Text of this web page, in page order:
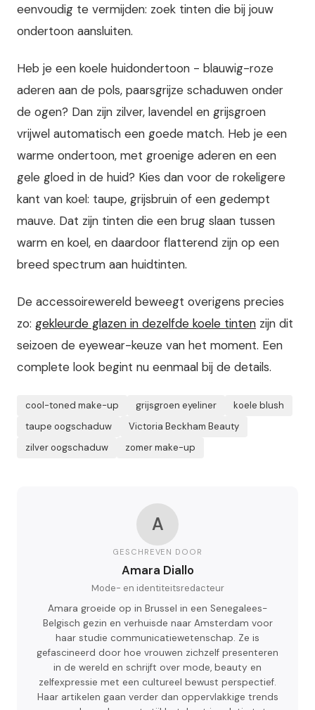
eenvoudig te vermijden: zoek tinten die bij jouw
ondertoon aansluiten.
Heb je een koele huidondertoon - blauwig-roze
aderen aan de pols, paarsgrijze schaduwen onder
de ogen? Dan zijn zilver, lavendel en grijsgroen
vrijwel automatisch een goede match. Heb je een
warme ondertoon, met groenige aderen en een
gele gloed in de huid? Kies dan voor de rokeligere
kant van koel: taupe, grijsbruin of een gedempt
mauve. Dat zijn tinten die een brug slaan tussen
warm en koel, en daardoor flatterend zijn op een
breed spectrum aan huidtinten.
De accessoirewereld beweegt overigens precies
zo: gekleurde glazen in dezelfde koele tinten zijn dit
seizoen de eyewear-keuze van het moment. Een
complete look begint nu eenmaal bij de details.
cool-toned make-up grijsgroen eyeliner
koele blush
taupe oogschaduw
Victoria Beckham Beauty
zilver oogschaduw
zomer make-up
A
GESCHREVEN DOOR
Amara Diallo
Mode- en identiteitsredacteur
Amara groeide op in Brussel in een Senegalees-
Belgisch gezin en verhuisde naar Amsterdam voor
haar studie communicatiewetenschap. Ze is
gefascineerd door hoe vrouwen zichzelf presenteren
in de wereld en schrijft over mode, beauty en
zelfexpressie met een cultureel bewust perspectief.
Haar artikelen gaan verder dan oppervlakkige trends